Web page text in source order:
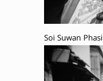
Soi Suwan Phasi